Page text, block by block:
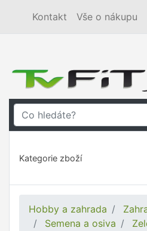
Kontakt Vše o nákupu
Kategorie zboží
Hobby a zahrada
Semena a osiva